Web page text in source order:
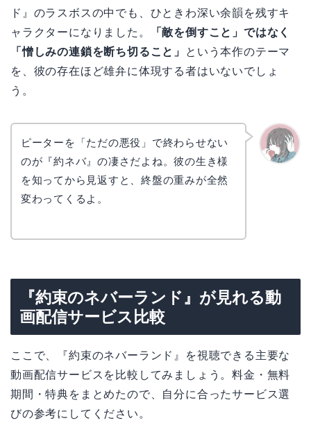
ド』のラスボスの中でも、ひときわ深い余韻を残すキ
ャラクターになりました。
「敵を倒すこと」ではなく
「憎しみの連鎖を断ち切ること」
という本作のテーマ
を、彼の存在ほど雄弁に体現する者はいないでしょ
う。
ピーターを「ただの悪役」で終わらせない
のが『約ネバ』の凄さだよね。彼の生き様
を知ってから見返すと、終盤の重みが全然
変わってくるよ。
『約束のネバーランド』が見れる動
画配信サービス比較
ここで、『約束のネバーランド』を視聴できる主要な
動画配信サービスを比較してみましょう。料金・無料
期間・特典をまとめたので、自分に合ったサービス選
びの参考にしてください。